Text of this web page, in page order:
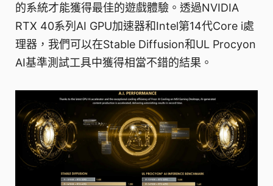
的系統才能獲得最佳的遊戲體驗。透過NVIDIA
RTX 40系列AI GPU加速器和Intel第14代Core i處
理器，我們可以在Stable Diffusion和UL Procyon
AI基準測試工具中獲得相當不錯的結果。